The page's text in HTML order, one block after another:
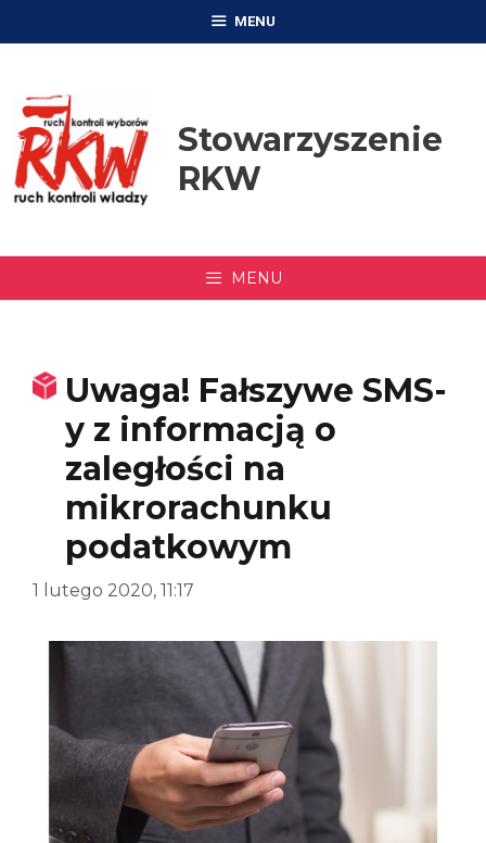
MENU
Stowarzyszenie
RKW
MENU
Uwaga! Fałszywe SMS-
y z informacją o
zaległości na
mikrorachunku
podatkowym
1 lutego 2020, 11:17